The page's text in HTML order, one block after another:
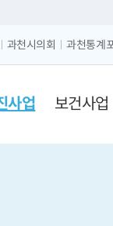
과천시의회 과천통계
사업 보건사업